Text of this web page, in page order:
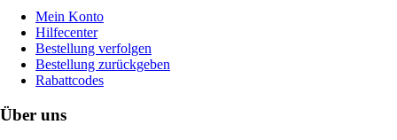
Mein Konto
Hilfecenter
Bestellung verfolgen
Bestellung zurückgeben
Rabattcodes
Über uns